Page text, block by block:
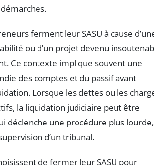
ferment leur SASU à cause
ou d’un projet devenu
Ce contexte implique souvent une
des comptes et du passif avant
Lorsque les dettes ou les
la liquidation judiciaire peut être
déclenche une procédure plus lourde,
d’un tribunal.
de fermer leur SASU pour